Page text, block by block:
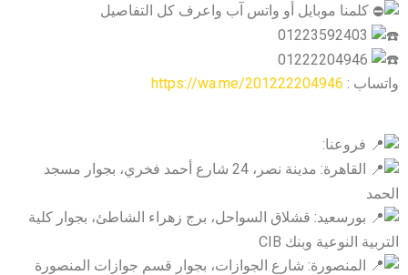
كلمنا موبايل أو واتس آب واعرف كل التفاصيل
01223592403
01222204946
واتساب : https://wa.me/201222204946
فروعنا:
القاهرة: مدينة نصر، 24 شارع أحمد فخري، بجوار مسجد
الحمد
بورسعيد: قشلاق السواحل، برج زهراء الشاطئ، بجوار كلية
التربية النوعية وبنك CIB
المنصورة: شارع الجوازات، بجوار قسم جوازات المنصورة